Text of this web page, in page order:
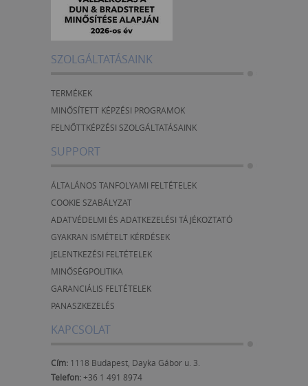
SZOLGÁLTATÁSAINK
TERMÉKEK
MINŐSÍTETT KÉPZÉSI PROGRAMOK
FELNŐTTKÉPZÉSI SZOLGÁLTATÁSAINK
SUPPORT
ÁLTALÁNOS TANFOLYAMI FELTÉTELEK
COOKIE SZABÁLYZAT
ADATVÉDELMI ÉS ADATKEZELÉSI TÁJÉKOZTATÓ
GYAKRAN ISMÉTELT KÉRDÉSEK
JELENTKEZÉSI FELTÉTELEK
MINŐSÉGPOLITIKA
GARANCIÁLIS FELTÉTELEK
PANASZKEZELÉS
KAPCSOLAT
Cím: 1118 Budapest, Dayka Gábor u. 3.
Telefon:+36 1 491 8974